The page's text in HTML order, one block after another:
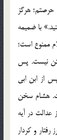
حرصتم؛ هرگز
با ضمیمه
ممنوع است؛
نیست. پس
از ابن ابی
هشام سخن
عدالت در آیه
و کردار